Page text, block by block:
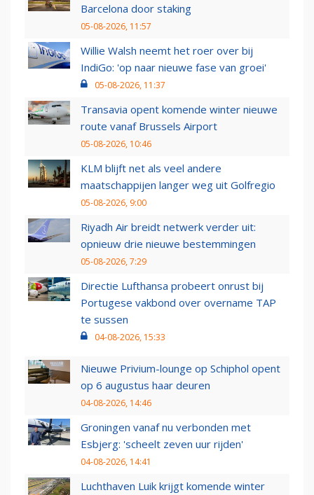
Barcelona door staking
05-08-2026, 11:57
Willie Walsh neemt het roer over bij
IndiGo: 'op naar nieuwe fase van groei'
05-08-2026, 11:37
Transavia opent komende winter nieuwe
route vanaf Brussels Airport
05-08-2026, 10:46
KLM blijft net als veel andere
maatschappijen langer weg uit Golfregio
05-08-2026, 9:00
Riyadh Air breidt netwerk verder uit:
opnieuw drie nieuwe bestemmingen
05-08-2026, 7:29
Directie Lufthansa probeert onrust bij
Portugese vakbond over overname TAP
te sussen
04-08-2026, 15:33
Nieuwe Privium-lounge op Schiphol opent
op 6 augustus haar deuren
04-08-2026, 14:46
Groningen vanaf nu verbonden met
Esbjerg: 'scheelt zeven uur rijden'
04-08-2026, 14:41
Luchthaven Luik krijgt komende winter